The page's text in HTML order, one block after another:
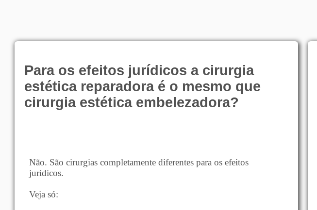
Para os efeitos jurídicos a cirurgia
estética reparadora é o mesmo que
cirurgia estética embelezadora?
Não. São cirurgias completamente diferentes para os efeitos
jurídicos.
Veja só: